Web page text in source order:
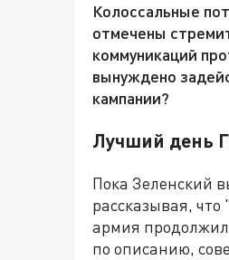
Колоссальные
отмечены
коммуникаций
вынуждено
кампании?
Лучший день
Пока Зеленский
рассказывая,
армия
по описанию,